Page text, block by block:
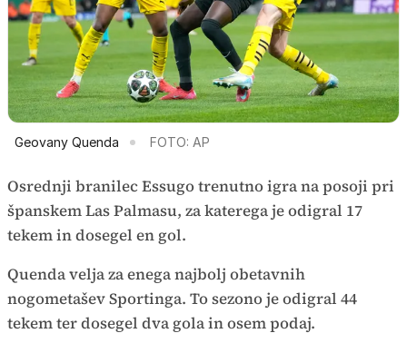
Geovany Quenda FOTO: AP
Osrednji branilec Essugo trenutno igra na posoji pri
španskem Las Palmasu, za katerega je odigral 17
tekem in dosegel en gol.
Quenda velja za enega najbolj obetavnih
nogometašev Sportinga. To sezono je odigral 44
tekem ter dosegel dva gola in osem podaj.